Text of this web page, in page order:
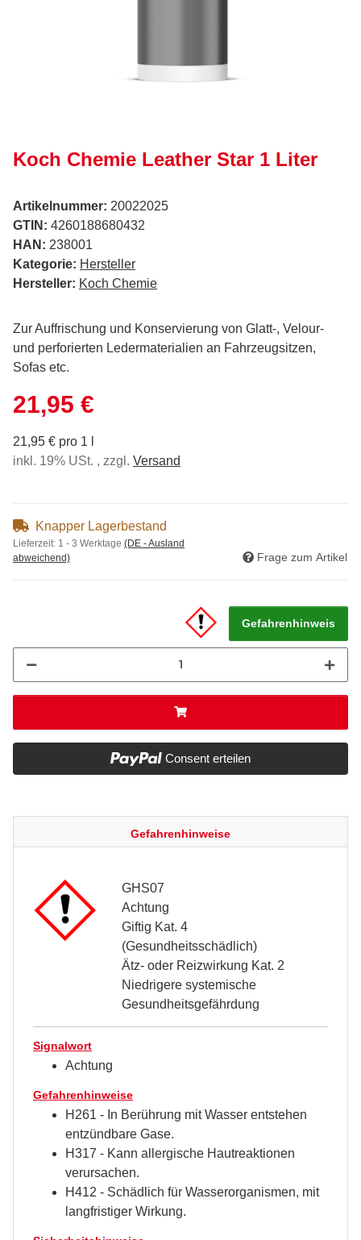
Koch Chemie Leather Star 1 Liter
Artikelnummer: 20022025
GTIN: 4260188680432
HAN: 238001
Kategorie: Hersteller
Hersteller: Koch Chemie
Zur Auffrischung und Konservierung von Glatt-, Velour-
und perforierten Ledermaterialien an Fahrzeugsitzen,
Sofas etc.
21,95 €
21,95 € pro 1 l
inkl. 19% USt. , zzgl. Versand
Knapper Lagerbestand
Lieferzeit: 1 - 3 Werktage (DE - Ausland
abweichend)
Frage zum Artikel
Gefahrenhinweis
Consent erteilen
Gefahrenhinweise
GHS07
Achtung
Giftig Kat. 4
(Gesundheitsschädlich)
Ätz- oder Reizwirkung Kat. 2
Niedrigere systemische
Gesundheitsgefährdung
Signalwort
Achtung
Gefahrenhinweise
H261 - In Berührung mit Wasser entstehen
entzündbare Gase.
H317 - Kann allergische Hautreaktionen
verursachen.
H412 - Schädlich für Wasserorganismen, mit
langfristiger Wirkung.